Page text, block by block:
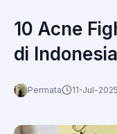
10 Acne
di Indonesia
Permata 11-Jul-2025